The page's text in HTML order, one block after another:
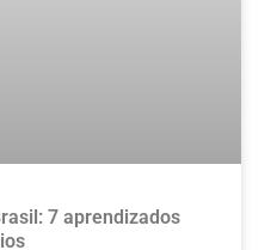
7 aprendizados